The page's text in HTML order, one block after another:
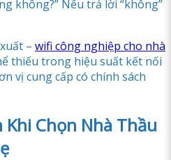
không?” Nếu trả lời “không”
– wifi công nghiệp cho nhà
thiếu trong hiệu suất kết nối
vị cung cấp có chính sách
Khi Chọn Nhà Thầu